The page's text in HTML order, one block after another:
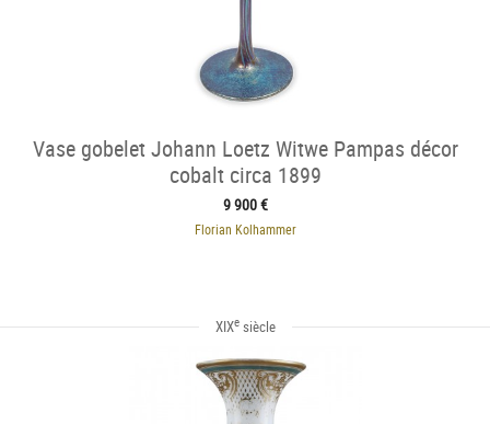
Vase gobelet Johann Loetz Witwe Pampas décor
cobalt circa 1899
9 900 €
Florian Kolhammer
XIXesiècle